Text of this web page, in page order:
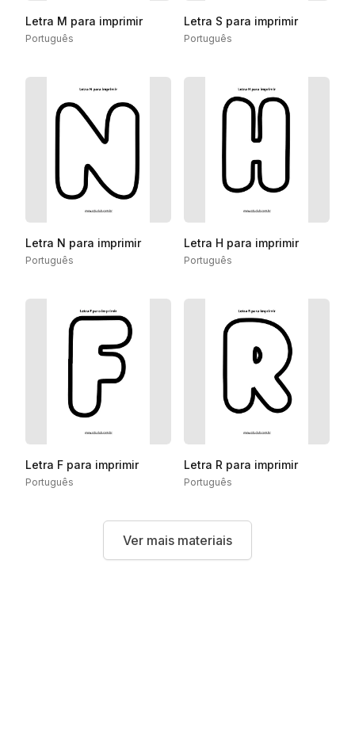
Letra M para imprimir
Português
Letra S para imprimir
Português
Letra N para imprimir
Português
Letra H para imprimir
Português
Letra F para imprimir
Português
Letra R para imprimir
Português
Ver mais materiais